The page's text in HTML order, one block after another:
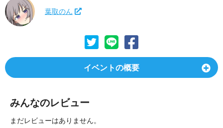
葉取のん
イベントの概要
みんなのレビュー
まだレビューはありません。